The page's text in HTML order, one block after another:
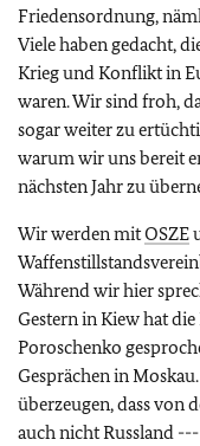
Friedensordnung,
Viele haben gedacht,
Krieg und Konflikt in
waren. Wir sind froh,
sogar weiter zu
warum wir uns bereit
nächsten Jahr zu
Wir werden mitOSZE
Während wir hier
Gestern in Kiew hat
Poroschenko
Gesprächen in
überzeugen, dass von
auch nicht Russland